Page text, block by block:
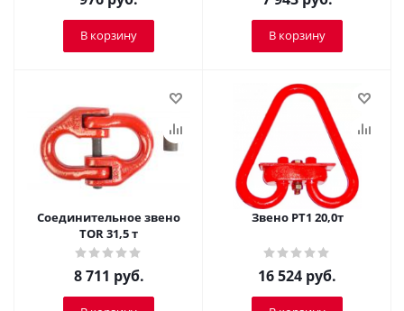
В корзину В корзину
Соединительное звено
TOR 31,5 т
8 711 руб.
Звено РТ1 20,0т
16 524 руб.